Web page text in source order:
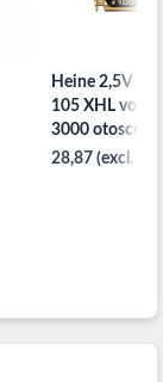
Heine 2,5V
105 XHL voor
3000 otoscoop
28,87 (excl.